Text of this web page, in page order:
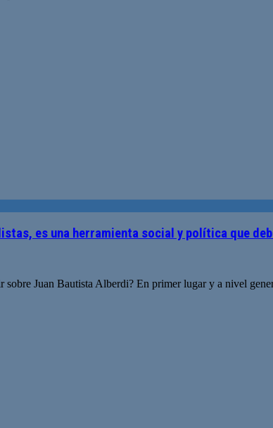
es una herramienta social y política que
Juan Bautista Alberdi? En primer lugar y a nivel